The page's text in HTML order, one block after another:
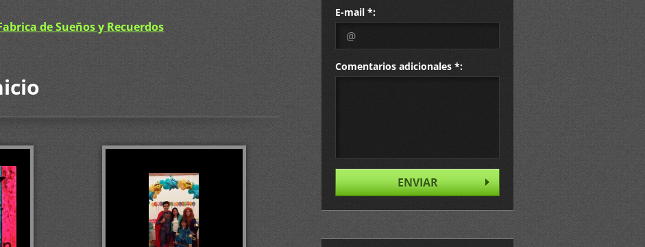
de Sueños y Recuerdos
E-mail *:
Comentarios adicionales *: